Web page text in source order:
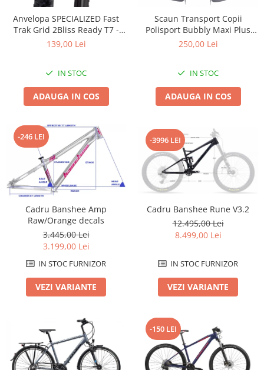
Camere
Cuvete (headset)
Frâne pe jantă
Plăcuțe frână
Piese frâne
Frâne pe disc
Furci fixe
Piese furci
Furci cu suspensie
Ghidaje și întinzătoare lanț
Ghidoane și atașabile
Jante
Lanțuri
Za conectare rapidă
Manete frână
Manete combo
Piese manete
Pompe
Produse întreținere
Scule și dispozitive
Sisteme antifurt
Sonerii
Suporți și portbagaje auto
Încălțăminte
Anvelopa SPECIALIZED Fast
Trak Grid 2Bliss Ready T7 -
29x2.35 Black - Tubeless
139,00 Lei
IN STOC
ADAUGA IN COS
Scaun Transport Copii
Polisport Bubbly Maxi Plus
CFS PRINDERE pe PORTBAGAJ
250,00 Lei
IN STOC
ADAUGA IN COS
-246 LEI
Cadru Banshee Amp
Raw/Orange decals
3.445,00 Lei
3.199,00 Lei
IN STOC FURNIZOR
VEZI VARIANTE
-3996 LEI
Cadru Banshee Rune V3.2
12.495,00 Lei
8.499,00 Lei
IN STOC FURNIZOR
VEZI VARIANTE
-150 LEI